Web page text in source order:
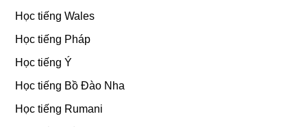
Học tiếng Wales
Học tiếng Pháp
Học tiếng Ý
Học tiếng Bồ Đào Nha
Học tiếng Rumani